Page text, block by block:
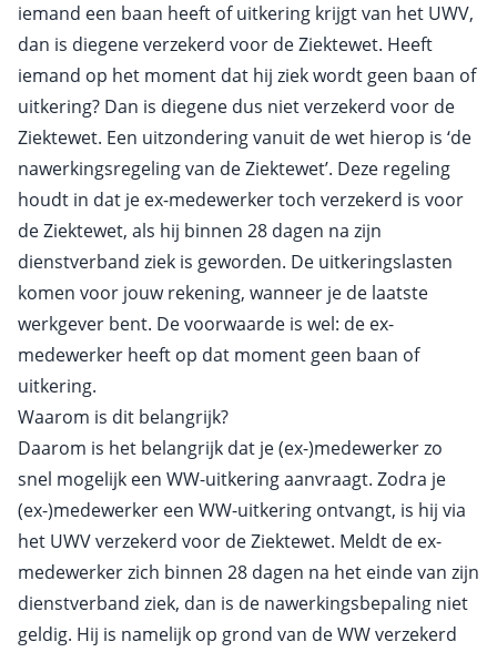
iemand een baan heeft of uitkering krijgt van het UWV,
dan is diegene verzekerd voor de Ziektewet. Heeft
iemand op het moment dat hij ziek wordt geen baan of
uitkering? Dan is diegene dus niet verzekerd voor de
Ziektewet. Een uitzondering vanuit de wet hierop is ‘de
nawerkingsregeling van de Ziektewet’. Deze regeling
houdt in dat je ex-medewerker toch verzekerd is voor
de Ziektewet, als hij binnen 28 dagen na zijn
dienstverband ziek is geworden. De uitkeringslasten
komen voor jouw rekening, wanneer je de laatste
werkgever bent. De voorwaarde is wel: de ex-
medewerker heeft op dat moment geen baan of
uitkering.
Waarom is dit belangrijk?
Daarom is het belangrijk dat je (ex-)medewerker zo
snel mogelijk een WW-uitkering aanvraagt. Zodra je
(ex-)medewerker een WW-uitkering ontvangt, is hij via
het UWV verzekerd voor de Ziektewet. Meldt de ex-
medewerker zich binnen 28 dagen na het einde van zijn
dienstverband ziek, dan is de nawerkingsbepaling niet
geldig. Hij is namelijk op grond van de WW verzekerd